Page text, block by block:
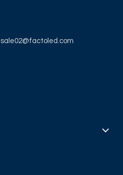
| sale02@factoled.com